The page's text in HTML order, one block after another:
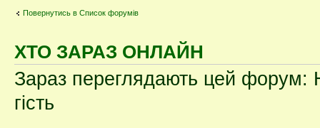
Повернутись в Список форумів
ХТО ЗАРАЗ ОНЛАЙН
Зараз переглядають цей форум:
гість